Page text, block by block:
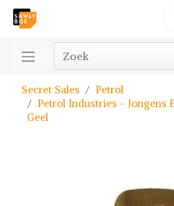
Secret Sales
Petrol
Petrol Industries - Jongens
Geel